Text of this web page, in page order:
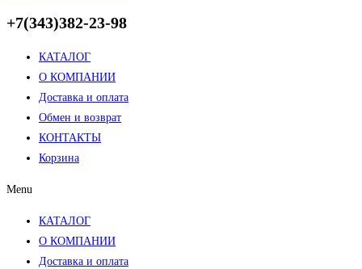
+7(343)382-23-98
КАТАЛОГ
О КОМПАНИИ
Доставка и оплата
Обмен и возврат
КОНТАКТЫ
Корзина
Menu
КАТАЛОГ
О КОМПАНИИ
Доставка и оплата